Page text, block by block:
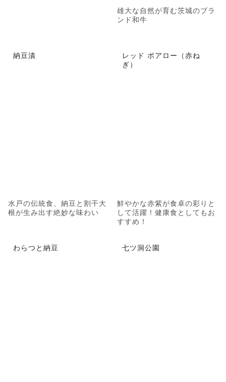
雄大な自然が育む茨城のブラ
ンド和牛
納豆漬
水戸の伝統食、納豆と割干大
根が生み出す絶妙な味わい
レッド ポアロー（赤ね
ぎ）
鮮やかな赤紫が食卓の彩りと
して活躍！健康食としてもお
すすめ！
わらつと納豆 七ツ洞公園